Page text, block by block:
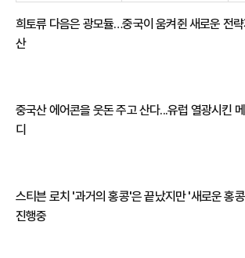
희토류 다음은 광모듈…중국이 움켜쥔 새로운 전
산
중국산 에어콘을 웃돈 주고 산다...유럽 열광시킨 메
디
스티븐 로치 '과거의 홍콩'은 끝났지만 '새로운 홍
진행중